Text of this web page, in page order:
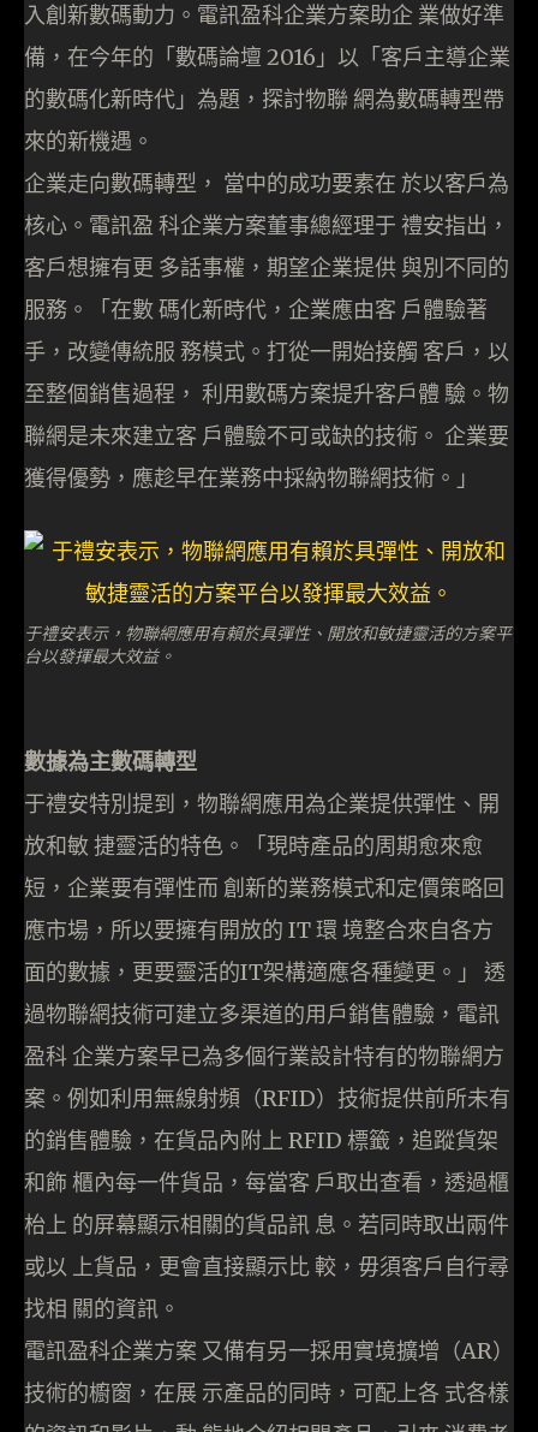
入創新數碼動力。電訊盈科企業方案助企 業做好準
備，在今年的「數碼論壇 2016」以「客戶主導企業
的數碼化新時代」為題，探討物聯 網為數碼轉型帶
來的新機遇。
企業走向數碼轉型， 當中的成功要素在 於以客戶為
核心。電訊盈 科企業方案董事總經理于 禮安指出，
客戶想擁有更 多話事權，期望企業提供 與別不同的
服務。「在數 碼化新時代，企業應由客 戶體驗著
手，改變傳統服 務模式。打從一開始接觸 客戶，以
至整個銷售過程， 利用數碼方案提升客戶體 驗。物
聯網是未來建立客 戶體驗不可或缺的技術。 企業要
獲得優勢，應趁早在業務中採納物聯網技術。」
于禮安表示，物聯網應用有賴於具彈性、開放和敏捷靈活的方案平
台以發揮最大效益。
數據為主數碼轉型
于禮安特別提到，物聯網應用為企業提供彈性、開
放和敏 捷靈活的特色。「現時產品的周期愈來愈
短，企業要有彈性而 創新的業務模式和定價策略回
應市場，所以要擁有開放的 IT 環 境整合來自各方
面的數據，更要靈活的IT架構適應各種變更。」 透
過物聯網技術可建立多渠道的用戶銷售體驗，電訊
盈科 企業方案早已為多個行業設計特有的物聯網方
案。例如利用無線射頻（RFID）技術提供前所未有
的銷售體驗，在貨品內附上 RFID 標籤，追蹤貨架
和飾 櫃內每一件貨品，每當客 戶取出查看，透過櫃
枱上 的屏幕顯示相關的貨品訊 息。若同時取出兩件
或以 上貨品，更會直接顯示比 較，毋須客戶自行尋
找相 關的資訊。
電訊盈科企業方案 又備有另一採用實境擴增（AR）
技術的櫥窗，在展 示產品的同時，可配上各 式各樣